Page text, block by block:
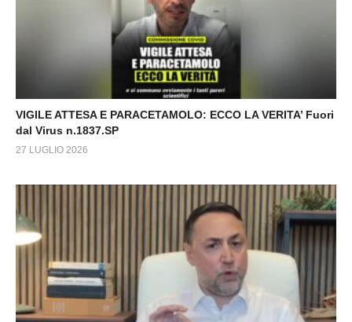
VIGILE ATTESA E PARACETAMOLO: ECCO LA VERITA’ Fuori
dal Virus n.1837.SP
27 LUGLIO 2026